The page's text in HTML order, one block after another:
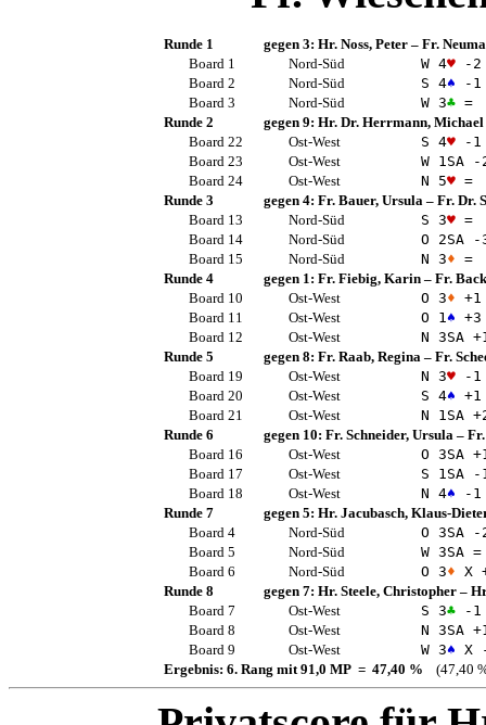
Runde 1 gegen 3: Hr. Noss, Peter – Fr.
Board 1
Nord-Süd W 4♥ -2
Board 2
Nord-Süd S 4♠ -1
Board 3
Nord-Süd W 3♣ =
Runde 2
gegen 9: Hr. Dr. Herrmann, Michael
Board 22
Ost-West S 4♥ -1
Board 23
Ost-West W 1 SA -
Board 24
Ost-West N 5♥ =
Runde 3
gegen 4: Fr. Bauer, Ursula – Fr. Dr.
Board 13
Nord-Süd S 3♥ =
Board 14
Nord-Süd O 2SA -
Board 15
Nord-Süd N 3♦ =
Runde 4
gegen 1: Fr. Fiebig, Karin – Fr.
Board 10
Ost-West O 3♦ +1
Board 11
Ost-West O 1 ♠ +3
Board 12
Ost-West N 3SA
Runde 5
gegen 8: Fr. Raab, Regina – Fr.
Board 19
Ost-West N 3♥ -1
Board 20
Ost-West S 4♠ +1
Board 21
Ost-West N 1 SA
Runde 6
gegen 10: Fr. Schneider, Ursula –
Board 16
Ost-West O 3SA
Board 17
Ost-West S 1 SA -
Board 18
Ost-West N 4♠ -1
Runde 7
gegen 5: Hr. Jacubasch, Klaus-
Board 4
Nord-Süd O 3SA -
Board 5
Nord-Süd W 3SA =
Board 6
Nord-Süd O 3♦ X
Runde 8
gegen 7: Hr. Steele, Christopher –
Board 7
Ost-West S 3♣ -1
Board 8
Ost-West N 3SA
Board 9
Ost-West W 3♠ X
Ergebnis: 6. Rang mit 91,0 MP = 47,40 % (47,40